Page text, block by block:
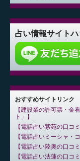
占い情報サイトハ
おすすめサイトリンク
建設業の許可票・金
ト」
電話占い紫苑の口コ
電話占いミーシャ・
電話占い陸奥の口コ
電話占い法蓮の口コ